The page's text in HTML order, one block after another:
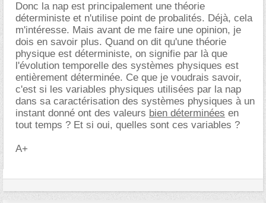
Donc la nap est principalement une théorie
déterministe et n'utilise point de probalités. Déjà, cela
m'intéresse. Mais avant de me faire une opinion, je
dois en savoir plus. Quand on dit qu'une théorie
physique est déterministe, on signifie par là que
l'évolution temporelle des systèmes physiques est
entièrement déterminée. Ce que je voudrais savoir,
c'est si les variables physiques utilisées par la nap
dans sa caractérisation des systèmes physiques à un
instant donné ont des valeurs bien déterminées en
tout temps ? Et si oui, quelles sont ces variables ?
A+